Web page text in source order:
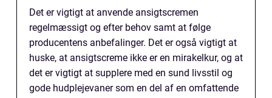
Det er vigtigt at anvende ansigtscremen
regelmæssigt og efter behov samt at følge
producentens anbefalinger. Det er også vigtigt at
huske, at ansigtscreme ikke er en mirakelkur, og at
det er vigtigt at supplere med en sund livsstil og
gode hudplejevaner som en del af en omfattende